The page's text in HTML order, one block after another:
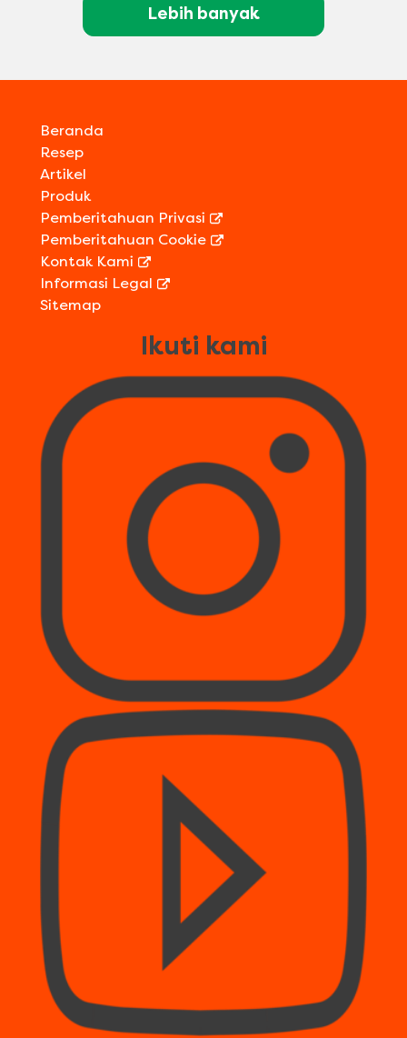
Lebih banyak
Beranda
Resep
Artikel
Produk
Pemberitahuan Privasi
Pemberitahuan Cookie
Kontak Kami
Informasi Legal
Sitemap
Ikuti kami